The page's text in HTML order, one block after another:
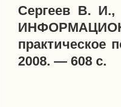
Сергеев В.
практическое
2008. — 608 с.